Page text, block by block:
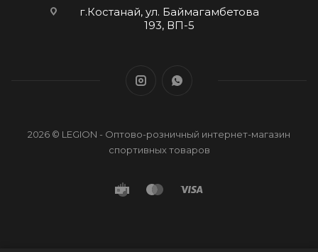
г.Костанай, ул. Баймагамбетова
193, ВП-5
2026 © LEGION - Оптово-розничный интернет-магазин
спортивных товаров